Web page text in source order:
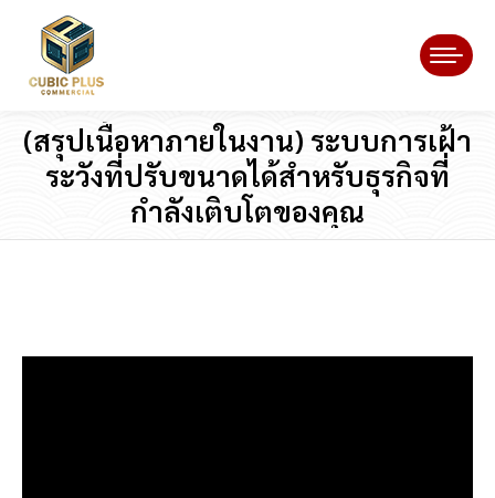
(สรุปเนื้อหาภายในงาน) ระบบการเฝ้า
ระวังที่ปรับขนาดได้สำหรับธุรกิจที่
กำลังเติบโตของคุณ